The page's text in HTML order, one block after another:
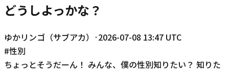
どうしよっかな？
ゆかリンゴ（サブアカ） ·2026-07-08 13:47 UTC
#性別
ちょっとそうだーん！ みんな、僕の性別知りたい？ 知りた